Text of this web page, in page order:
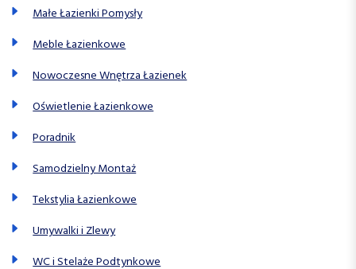
Małe Łazienki Pomysły
Meble Łazienkowe
Nowoczesne Wnętrza Łazienek
Oświetlenie Łazienkowe
Poradnik
Samodzielny Montaż
Tekstylia Łazienkowe
Umywalki i Zlewy
WC i Stelaże Podtynkowe